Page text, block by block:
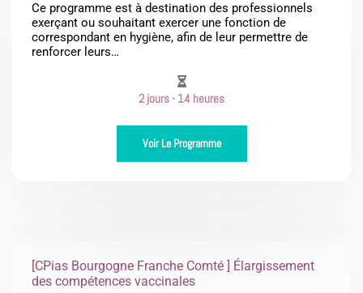
Ce programme est à destination des professionnels
exerçant ou souhaitant exercer une fonction de
correspondant en hygiène, afin de leur permettre de
renforcer leurs…
2 jours - 14 heures
Voir Le Programme
[CPias Bourgogne Franche Comté ] Élargissement
des compétences vaccinales